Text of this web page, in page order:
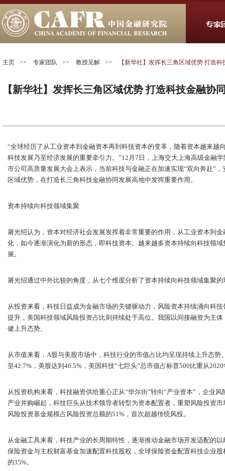
主页 >> 专家团队 >> 教授见解 >> 【新华社】发挥长三角区域优势 打造
【新华社】发挥长三角区域优势 打造科技金融协
“全球经历了从工业资本到金融资本再到科技资本的变革，随着资本越来越
科技发展乃至经济发展的重要牵引力。”12月7日，上海交大上海高级金融
市公司高质量发展大会上表示，当前科技与金融正在加速实现“双向奔赴”
区域优势，在打造长三角科技金融协同发展高地中发挥重要作用。
资本持续向科技领域集聚
屠光绍认为，资本对经济社会发展发挥着非常重要的作用，从工业资本到
化，如今逐渐演化为新的形态，即科技资本。越来越多资本持续向科技领
展。
屠光绍通过中外比较的角度，从七个维度分析了资本持续向科技领域集聚的
从投资来看，科技日益成为金融市场的关键驱动力，风险资本持续涌向科
提升，美国科技领域风险投资占比则持续处于高位。我国以间接融资为主
健上升态势。
从市值来看，A股与美股市场中，科技行业的市值占比均呈现持续上升态
至42.7%，美股达到46.5%，美国科技“七巨头”总市值占标普500比重从
从投资机构来看，科技融资供给重心正从“华尔街”转向“产业资本”，企业
产业并购崛起，科技巨头从技术领导者转型为资本配置者，重塑风险投资
风险投资基金规模占风险投资总额的51%，首次超越传统风投。
从金融工具来看，科技产业的长周期特性，逐渐推动金融市场开发适配的
保险资金与主权财富基金加速配置科技股权，全球保险资金配置科技企业
的35%。